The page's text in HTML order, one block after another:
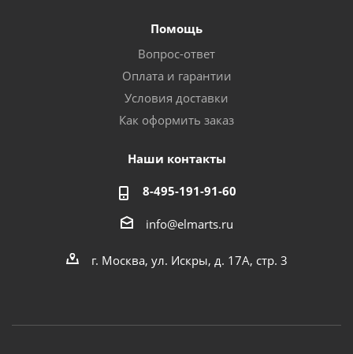
Помощь
Вопрос-ответ
Оплата и гарантии
Условия доставки
Как оформить заказ
Наши контакты
8-495-191-91-60
info@elmarts.ru
г. Москва, ул. Искры, д. 17А, стр. 3